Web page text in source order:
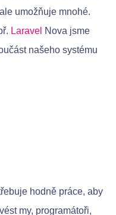
umožňuje mnohé.
Laravel Nova jsme
našeho systému
hodně práce, aby
my, programátoři,